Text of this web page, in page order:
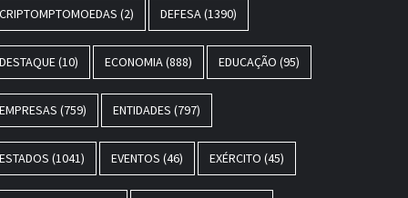
CRIPTOMPTOMOEDAS (2) DEFESA(1390)
DESTAQUE(10) ECONOMIA(888) EDUCAÇÃO (95)
EMPRESAS (759) ENTIDADES (797)
ESTADOS (1041) EVENTOS (46) EXÉRCITO (45)